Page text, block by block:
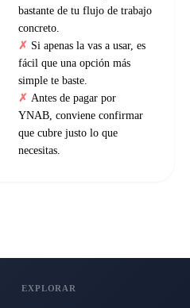
bastante de tu flujo de trabajo
concreto.
Si apenas la vas a usar, es
fácil que una opción más
simple te baste.
Antes de pagar por
YNAB, conviene confirmar
que cubre justo lo que
necesitas.
EXPLORAR